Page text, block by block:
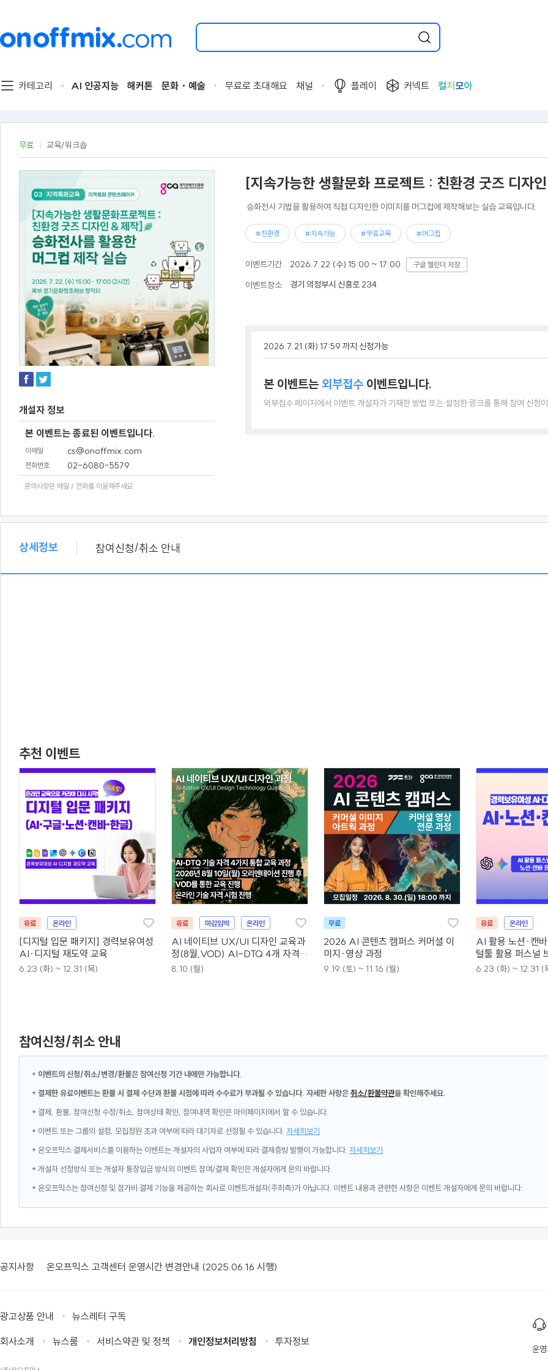
검
할
트
를
해
요.
카테고리 AI 인공지능 해커톤 문화・예술 무료로 초대해요 채널 플레이 커넥트 컬처 모아
무료 교육/워크숍
개설자 정보
본 이벤트는 종료된 이벤트입니다.
이메일 cs@onoffmix.com
전화번호 02-6080-5579
· 문의사항은 메일 / 전화를 이용해주세요
[지속가능한 생활문화 프로젝트 : 친환경 굿즈 디자
승화전사 기법을 활용하여 직접 디자인한 이미지를 머그컵에 제작해보는 실습 교육입니다.
#친환경 #지속가능 #무료교육 #머그컵
이벤트기간 2026.7.22 (수) 15:00 ~ 17:00 구글 캘린더 저장
이벤트장소 경기 의정부시 신흥로 234
2026.7.21 (화) 17:59 까지 신청가능
본 이벤트는 외부접수 이벤트입니다.
외부접수 페이지에서 이벤트 개설자가 기재한 방법 또는 설정한 링크를 통해 참여 신청
상세정보 참여신청/취소 안내
추천 이벤트
유료 온라인
[디지털 입문 패키지] 경력보유여성
AI·디지털 재도약 교육
6.23 (화) ~ 12.31 (목)
유료 마감임박 온라인
AI 네이티브 UX/UI 디자인 교육과
정(8월,VOD) AI-DTQ 4개 자격증
동시취득
8.10 (월)
무료
2026 AI 콘텐츠 캠퍼스 커머셜 이
미지·영상 과정
9.19 (토) ~ 11.16 (월)
유료 온라인
AI 활용 노션·캔
털툴 활용 퍼스널
6.23 (화) ~ 12.31 (
참여신청/취소 안내
* 이벤트의 신청/취소/변경/환불은 참여신청 기간 내에만 가능합니다.
* 결제한 유료이벤트는 환불 시 결제 수단과 환불 시점에 따라 수수료가 부과될 수 있습니다. 자세한 사항은취소/환불약관을 확인해주세요.
* 결제, 환불, 참여신청 수정/취소, 참여상태 확인, 참여내역 확인은 마이페이지에서 할 수 있습니다.
* 이벤트 또는 그룹의 설정, 모집정원 초과 여부에 따라 대기자로 선정될 수 있습니다. 자세히보기
* 온오프믹스 결제서비스를 이용하는 이벤트는 개설자의 사업자 여부에 따라 결제증빙 발행이 가능합니다. 자세히보기
* 개설자 선정방식 또는 개설자 통장입금 방식의 이벤트 참여/결제 확인은 개설자에게 문의 바랍니다.
* 온오프믹스는 참여신청 및 참가비 결제 기능을 제공하는 회사로 이벤트개설자(주최측)가 아닙니다. 이벤트 내용과 관련한 사항은 이벤트 개설자에게 문의 바랍니다.
공지사항 온오프믹스 고객센터 운영시간 변경안내 (2025.06.16 시행)
광고상품 안내 뉴스레터 구독
회사소개 뉴스룸 서비스약관 및 정책 개인정보처리방침 투자정보
운